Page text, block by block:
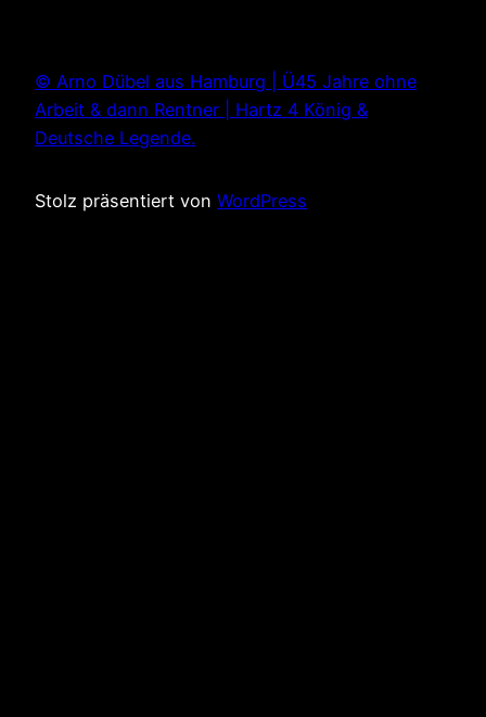
© Arno Dübel aus Hamburg | Ü45 Jahre ohne
Arbeit & dann Rentner | Hartz 4 König &
Deutsche Legende.
Stolz präsentiert von WordPress